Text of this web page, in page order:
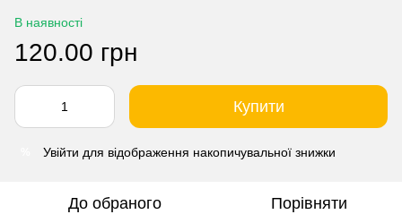
В наявності
120.00 грн
Купити
Увійти для відображення накопичувальної знижки
До обраного Порівняти